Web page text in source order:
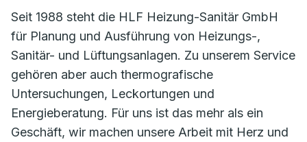
Seit 1988 steht die HLF Heizung-Sanitär GmbH
für Planung und Ausführung von Heizungs-,
Sanitär- und Lüftungsanlagen. Zu unserem Service
gehören aber auch thermografische
Untersuchungen, Leckortungen und
Energieberatung. Für uns ist das mehr als ein
Geschäft, wir machen unsere Arbeit mit Herz und